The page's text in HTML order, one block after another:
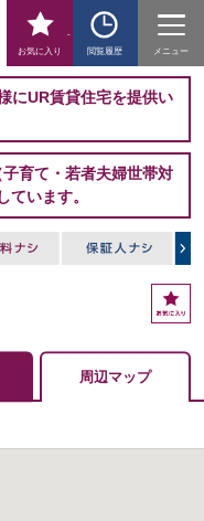
お気に入り
-
閲覧履歴
メニュー
にUR賃貸住宅を提供い
育て・若者夫婦世帯対
ています。
周辺マップ